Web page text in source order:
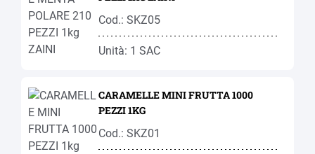
Cod.: SKZ05
Unità: 1 SAC
CARAMELLE MINI FRUTTA 1000
PEZZI 1KG
Cod.: SKZ01